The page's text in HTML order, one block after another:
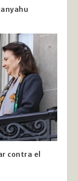
contra el